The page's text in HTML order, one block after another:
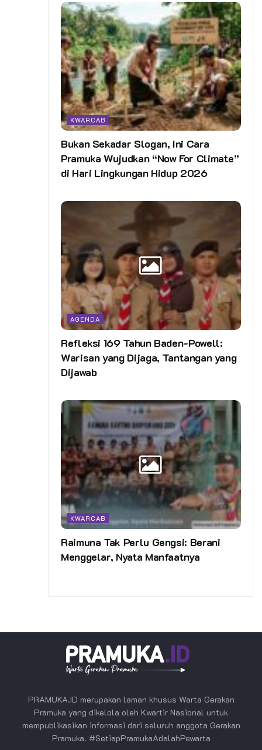
KWARCAB
Bukan Sekadar Slogan, Ini Cara
Pramuka Wujudkan “Now For Climate”
di Hari Lingkungan Hidup 2026
AGENDA
Refleksi 169 Tahun Baden-Powell:
Warisan yang Dijaga, Tantangan yang
Dijawab
KWARCAB
Raimuna Tak Perlu Gengsi: Berani
Menggelar, Nyata Manfaatnya
PRAMUKA.ID merupakan laman khusus Warta Gerakan
Pramuka yang dikelola oleh Kwartir Nasional untuk
mempublikasikan informasi dari seluruh anggota Gerakan
Pramuka. #SetiapPramukaAdalahPewarta